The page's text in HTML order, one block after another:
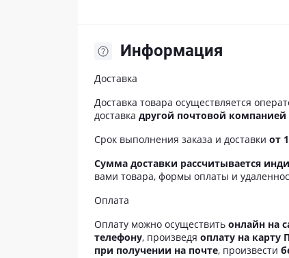
Информация
Доставка
Доставка товара осуществляется
доставка другой почтовой компанией
Срок выполнения заказа и доставки от
Сумма доставки рассчитывается
вами товара, формы оплаты и
Оплата
Оплату можно осуществить онлайн на
телефону, произведя оплату на карту
при получении на почте, произвести